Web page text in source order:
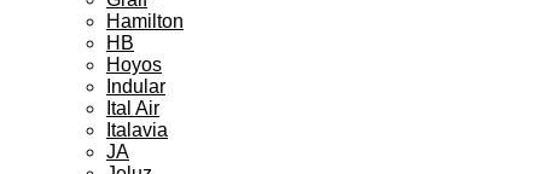
Hamilton
HB
Hoyos
Indular
Ital Air
Italavia
JA